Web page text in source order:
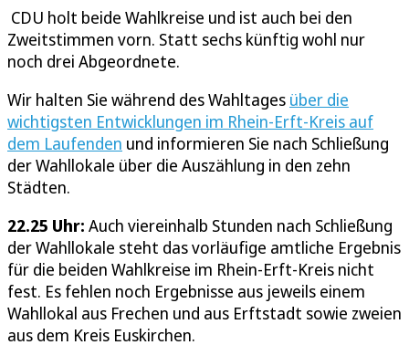
CDU holt beide Wahlkreise und ist auch bei den
Zweitstimmen vorn. Statt sechs künftig wohl nur
noch drei Abgeordnete.
Wir halten Sie während des Wahltages über die
wichtigsten Entwicklungen im Rhein-Erft-Kreis auf
dem Laufenden und informieren Sie nach Schließung
der Wahllokale über die Auszählung in den zehn
Städten.
22.25 Uhr: Auch viereinhalb Stunden nach Schließung
der Wahllokale steht das vorläufige amtliche Ergebnis
für die beiden Wahlkreise im Rhein-Erft-Kreis nicht
fest. Es fehlen noch Ergebnisse aus jeweils einem
Wahllokal aus Frechen und aus Erftstadt sowie zweien
aus dem Kreis Euskirchen.